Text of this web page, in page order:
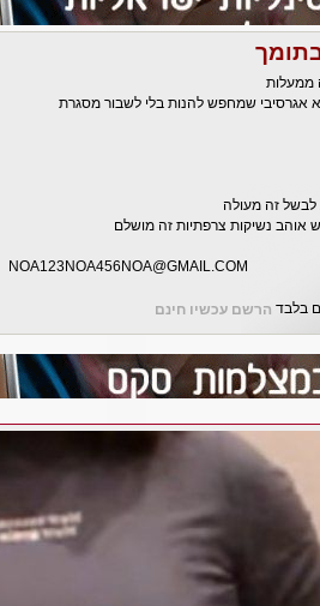
אגרסיבי שמחפש להנות בלי לשבור מסגרת
זה מעולה
נשיקות צרפתיות זה מושלם
NOA123NOA456NOA@GMAIL.COM
בלבד הרשם עכשיו חינם